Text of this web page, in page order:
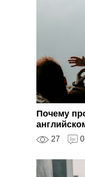
Почему
27 0